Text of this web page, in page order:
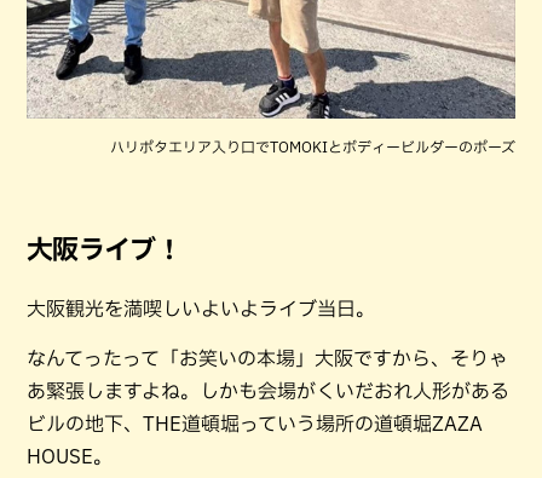
ハリポタエリア入り口でTOMOKIとボディービルダーのポーズ
大阪ライブ！
大阪観光を満喫しいよいよライブ当日。
なんてったって「お笑いの本場」大阪ですから、そりゃ
あ緊張しますよね。しかも会場がくいだおれ人形がある
ビルの地下、THE道頓堀っていう場所の道頓堀ZAZA
HOUSE。